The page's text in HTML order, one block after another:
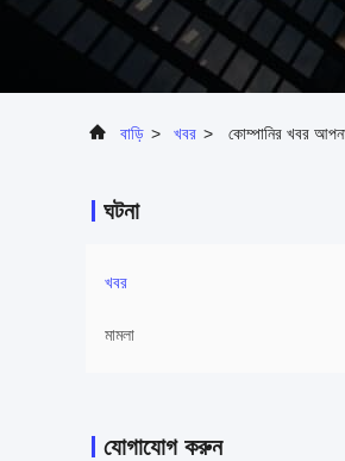
বাড়ি > খবর > কোম্পানির খবর
ঘটনা
খবর
মামলা
যোগাযোগ করুন